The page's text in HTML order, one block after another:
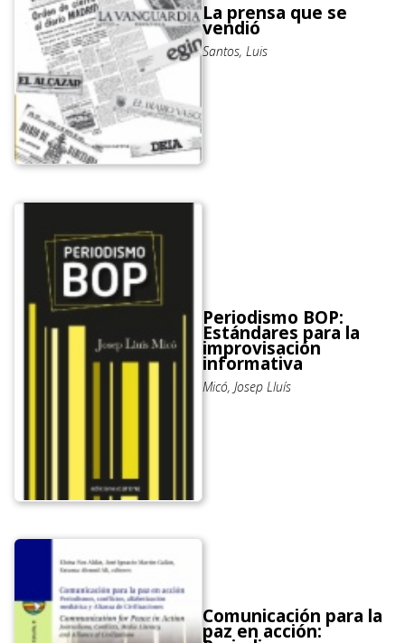
La prensa que se
vendió
Santos, Luis
Periodismo BOP:
Estándares para la
improvisación
informativa
Micó, Josep Lluís
Comunicación para la
paz en acción: